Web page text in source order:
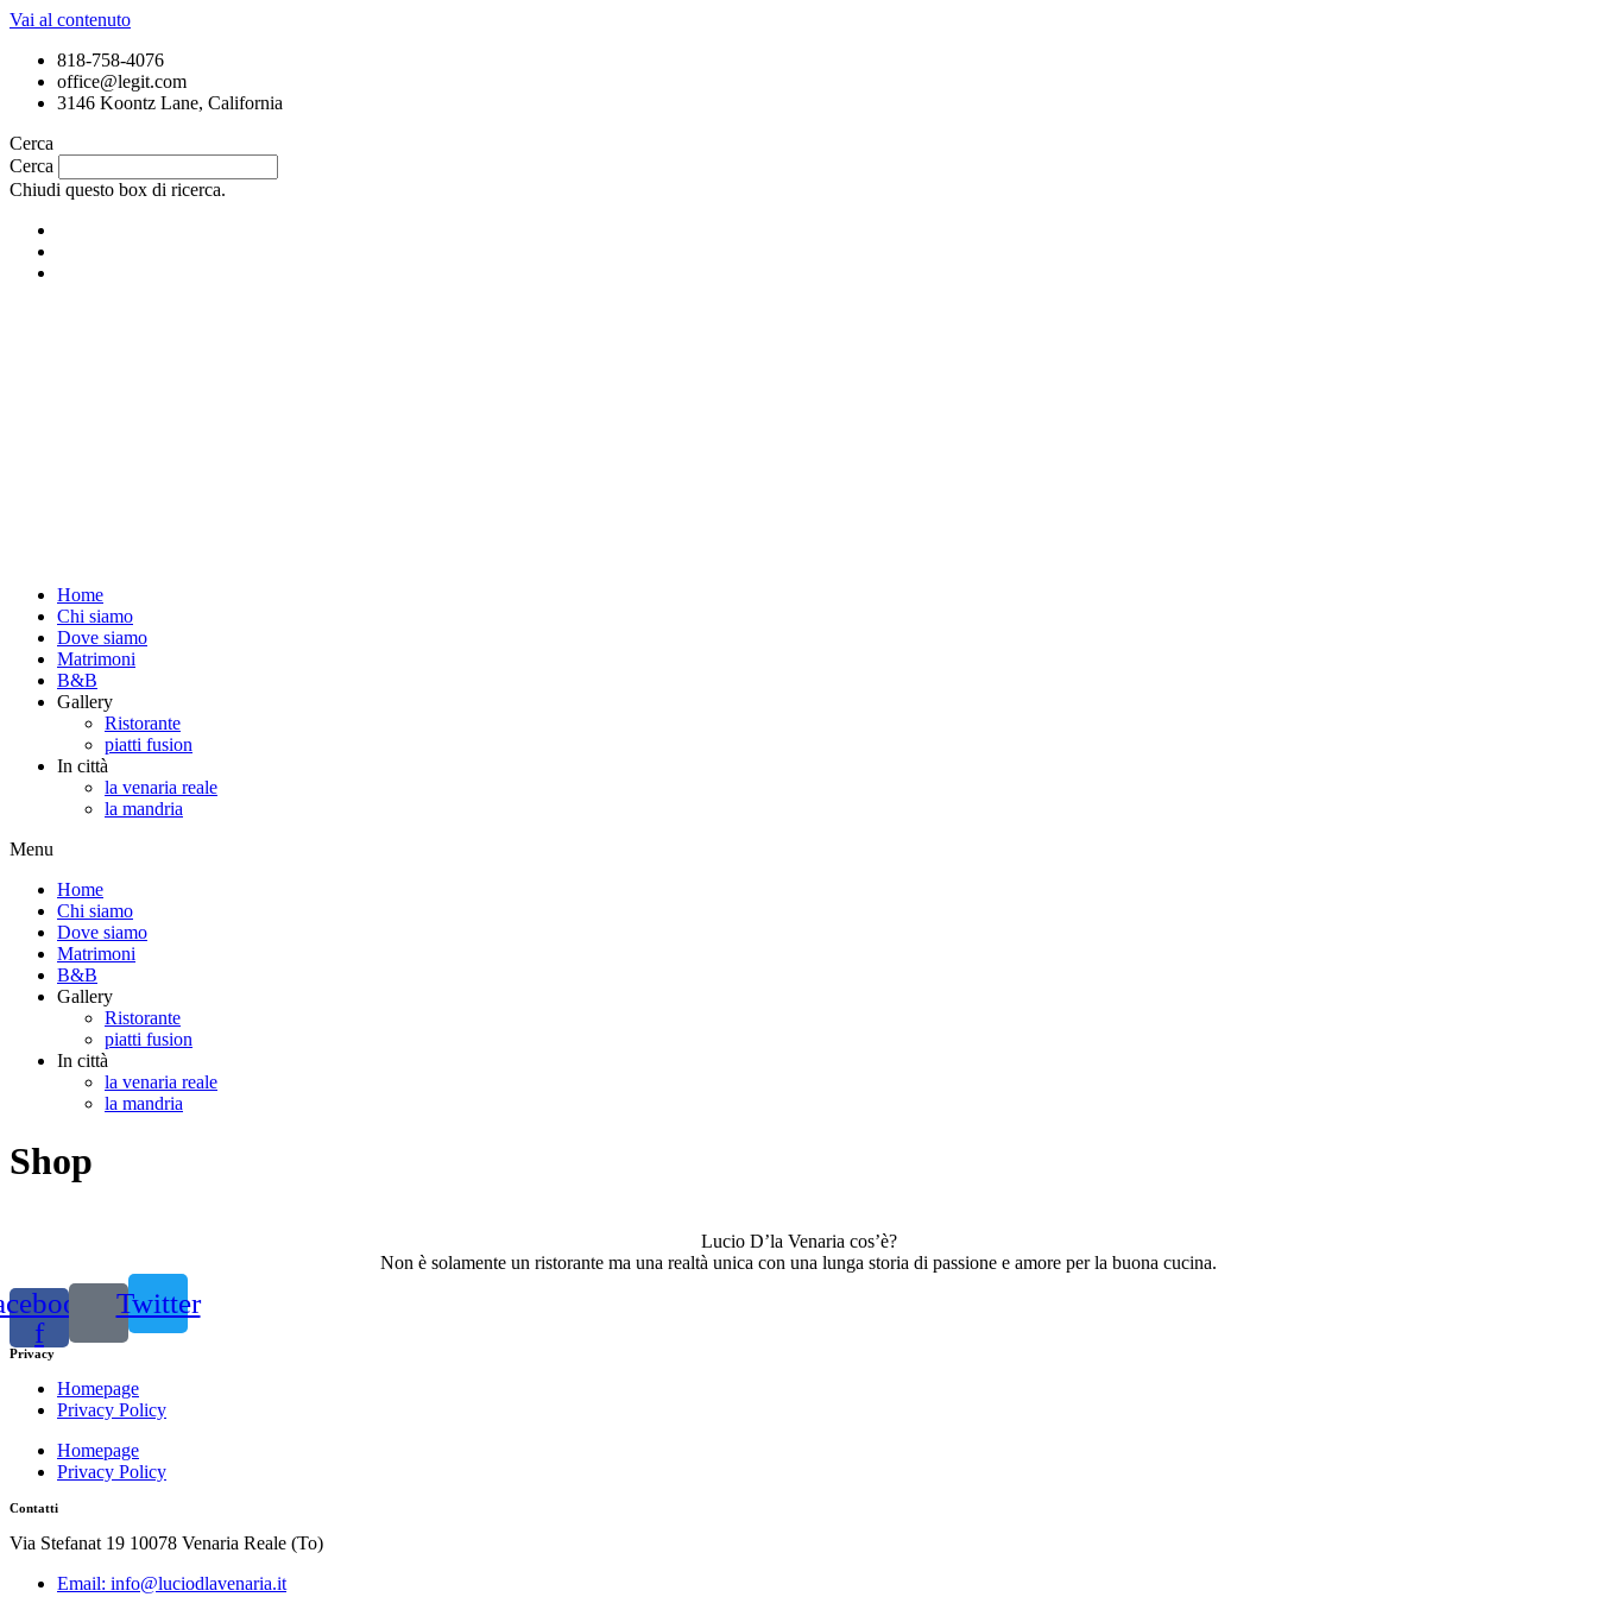
Vai al contenuto
818-758-4076
office@legit.com
3146 Koontz Lane, California
Cerca
Cerca
Chiudi questo box di ricerca.
Home
Chi siamo
Dove siamo
Matrimoni
B&B
Gallery
Ristorante
piatti fusion
In città
la venaria reale
la mandria
Menu
Home
Chi siamo
Dove siamo
Matrimoni
B&B
Gallery
Ristorante
piatti fusion
In città
la venaria reale
la mandria
Shop
Lucio D’la Venaria cos’è?
Non è solamente un ristorante ma una realtà unica con una lunga storia di passione e amore per la buona cucina.
f
Twitter
Privacy
Homepage
Privacy Policy
Homepage
Privacy Policy
Contatti
Via Stefanat 19 10078 Venaria Reale (To)
Email: info@luciodlavenaria.it